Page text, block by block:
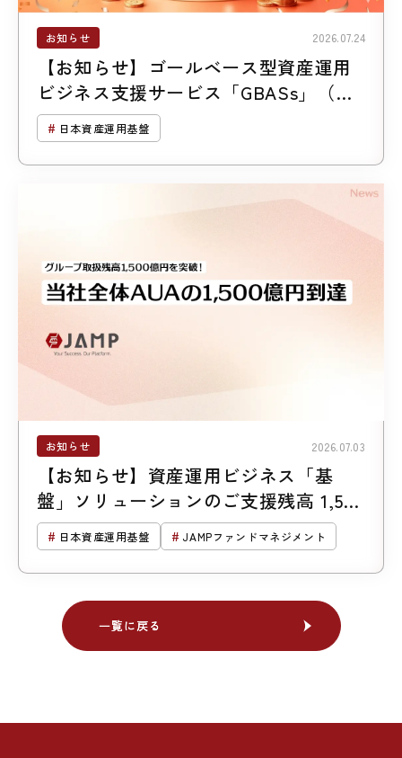
お知らせ 2026.07.24
【お知らせ】ゴールベース型資産運用
ビジネス支援サービス「GBASs」（ジ
ーバス）のご支援残高1,300億円突破
日本資産運用基盤
お知らせ 2026.07.03
【お知らせ】資産運用ビジネス「基
盤」ソリューションのご支援残高 1,500
億円突破
日本資産運用基盤 JAMPファンドマネジメント
一覧に戻る
一覧に戻る